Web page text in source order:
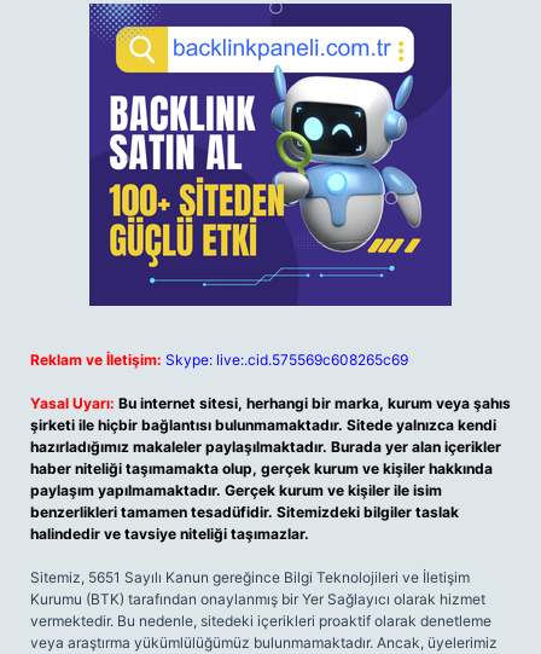
Reklam ve İletişim: Skype: live:.cid.575569c608265c69
Yasal Uyarı: Bu internet sitesi, herhangi bir marka, kurum veya şahıs
şirketi ile hiçbir bağlantısı bulunmamaktadır. Sitede yalnızca kendi
hazırladığımız makaleler paylaşılmaktadır. Burada yer alan içerikler
haber niteliği taşımamakta olup, gerçek kurum ve kişiler hakkında
paylaşım yapılmamaktadır. Gerçek kurum ve kişiler ile isim
benzerlikleri tamamen tesadüfidir. Sitemizdeki bilgiler taslak
halindedir ve tavsiye niteliği taşımazlar.
Sitemiz, 5651 Sayılı Kanun gereğince Bilgi Teknolojileri ve İletişim
Kurumu (BTK) tarafından onaylanmış bir Yer Sağlayıcı olarak hizmet
vermektedir. Bu nedenle, sitedeki içerikleri proaktif olarak denetleme
veya araştırma yükümlülüğümüz bulunmamaktadır. Ancak, üyelerimiz